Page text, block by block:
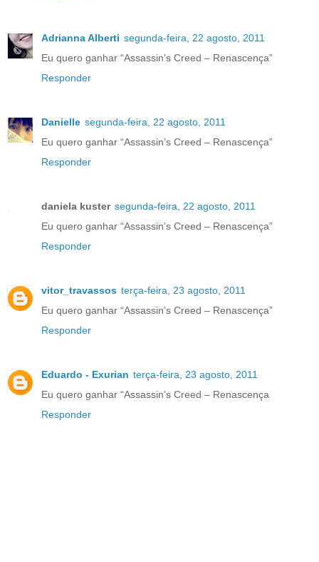
Adrianna Alberti segunda-feira, 22 agosto, 2011
Eu quero ganhar “Assassin’s Creed – Renascença”
Responder
Danielle segunda-feira, 22 agosto, 2011
Eu quero ganhar “Assassin’s Creed – Renascença”
Responder
daniela kuster segunda-feira, 22 agosto, 2011
Eu quero ganhar “Assassin’s Creed – Renascença”
Responder
vitor_travassos terça-feira, 23 agosto, 2011
Eu quero ganhar “Assassin’s Creed – Renascença”
Responder
Eduardo - Exurian terça-feira, 23 agosto, 2011
Eu quero ganhar “Assassin’s Creed – Renascença
Responder